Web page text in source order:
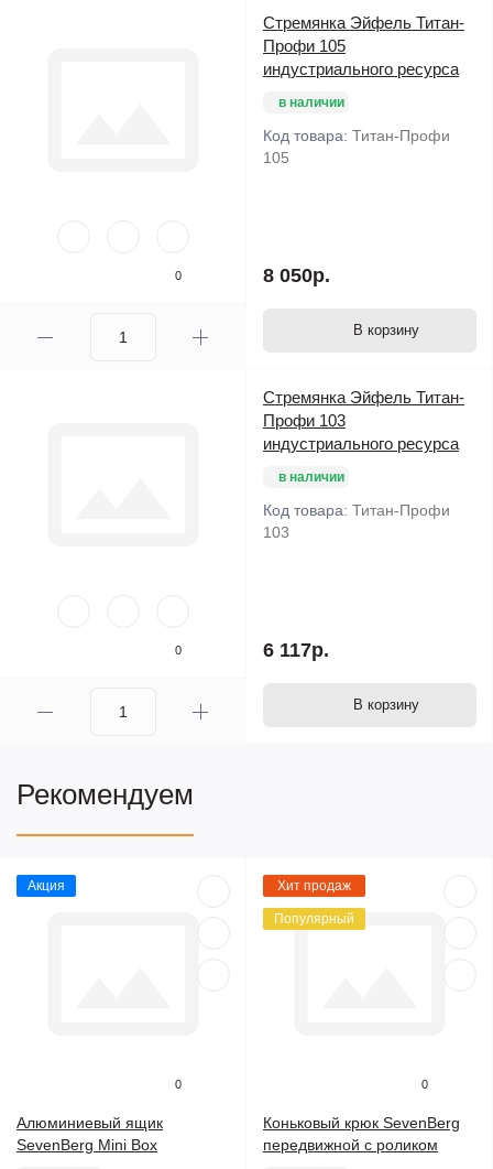
0
Стремянка Эйфель Титан-
Профи 105
индустриального ресурса
в наличии
Код товара: Титан-Профи
105
8 050р.
В корзину
0
Стремянка Эйфель Титан-
Профи 103
индустриального ресурса
в наличии
Код товара: Титан-Профи
103
6 117р.
В корзину
Рекомендуем
Акция
0
Алюминиевый ящик
SevenBerg Mini Box
Хит продаж
Популярный
0
Коньковый крюк SevenBerg
передвижной с роликом